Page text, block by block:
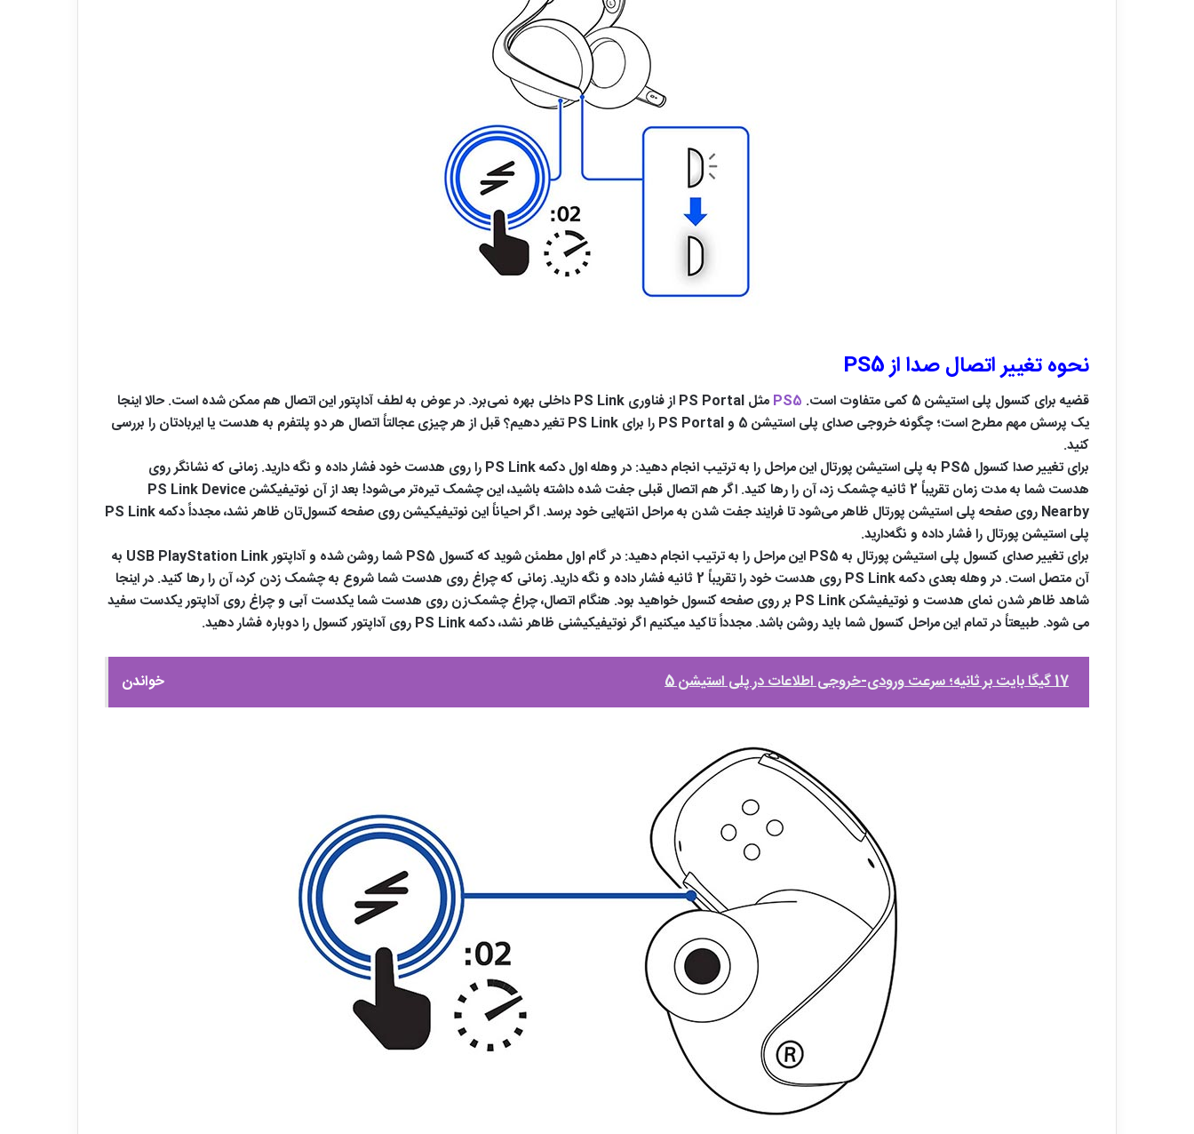
نحوه تغییر اتصال صدا از PS5
قضیه برای کنسول پلی استیشن 5 کمی متفاوت است. PS5
مثل PS Portal از فناوری PS Link داخلی بهره نمی‌برد. در عوض به لطف آداپتور این اتصال هم ممکن شده است. حالا اینجا
یک پرسش مهم مطرح است؛ چگونه خروجی صدای پلی استیشن 5 و PS Portal را برای PS Link تغیر دهیم؟ قبل از هر چیزی عجالتاً اتصال هر دو پلتفرم به هدست‌‌ یا ایربادتان را بررسی
کنید.
برای تغییر صدا کنسول PS5 به پلی استیشن پورتال این مراحل را به ترتیب انجام دهید: در وهله اول دکمه PS Link را روی هدست خود فشار داده و نگه دارید. زمانی که نشانگر روی
هدست شما به مدت زمان تقریباً 2 ثانیه چشمک زد، آن را رها کنید. اگر هم اتصال قبلی جفت شده داشته باشید، این چشمک تیره‌تر می‌شود! بعد از آن نوتیفیکشن PS Link Device
Nearby روی صفحه پلی استیشن پورتال ظاهر می‌شود تا فرایند جفت شدن به مراحل انتهایی خود برسد. اگر احیاناً این نوتیفیکیشن روی صفحه کنسول‌تان ظاهر نشد، مجدداً دکمه PS Link
پلی استیشن پورتال را فشار داده و نگه‌دارید.
برای تغییر صدای کنسول پلی استیشن پورتال به PS5 این مراحل را به ترتیب انجام دهید: در گام اول مطمئن شوید که کنسول PS5 شما روشن شده و آداپتور USB PlayStation Link به
آن متصل است. در وهله بعدی دکمه PS Link روی هدست خود را تقریباً 2 ثانیه فشار داده و نگه دارید. زمانی که چراغ روی هدست شما شروع به چشمک زدن کرد، آن‌ را رها کنید. در اینجا
شاهد ظاهر شدن نمای هدست و نوتیفیشکن PS Link بر روی صفحه کنسول خواهید بود. هنگام اتصال، چراغ چشمک‌زن روی هدست شما یکدست آبی و چراغ روی آداپتور یکدست سفید
می شود. طبیعتاً در تمام این مراحل کنسول شما باید روشن باشد. مجدداً تاکید میکنیم اگر نوتیفیکیشنی ظاهر نشد، دکمه PS Link روی آداپتور کنسول را دوباره فشار دهید.
خواندن 17 گیگا بایت بر ثانیه؛ سرعت ورودی-خروجی اطلاعات در پلی استیشن 5